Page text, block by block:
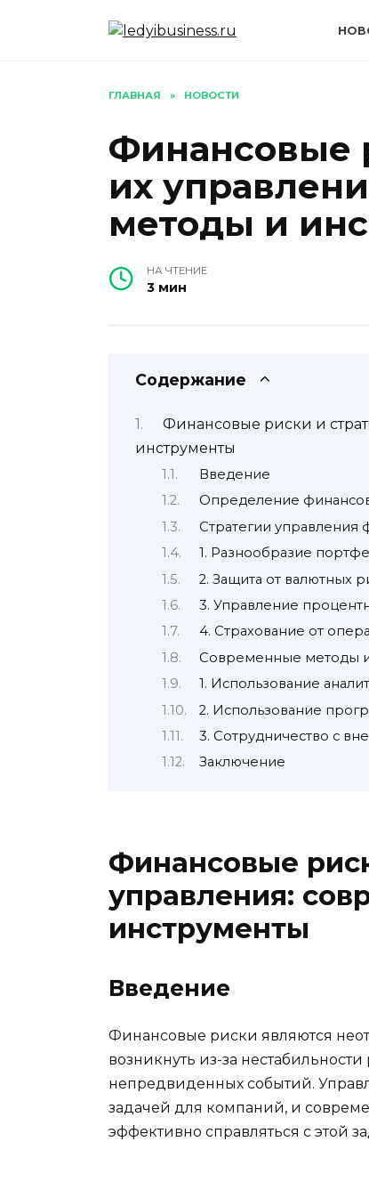
ГЛАВНАЯ » НОВОСТИ
Финансовые
их
методы и
НА ЧТЕНИЕ
3 мин
Содержание
Финансовые риски и
инструменты
Введение
Определение
Стратегии
1. Разнообразие
2. Защита от валютных
3. Управление
4. Страхование от
Современные методы
1. Использование
2. Использование
3. Сотрудничество с
Заключение
Финансовые
управления:
инструменты
Введение
Финансовые риски являются
возникнуть из-за
непредвиденных событий.
задачей для компаний, и
эффективно справляться с этой